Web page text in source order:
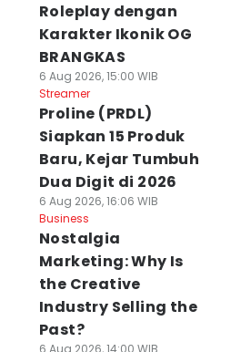
Roleplay dengan
Karakter Ikonik OG
BRANGKAS
6 Aug 2026, 15:00 WIB
Streamer
Proline (PRDL)
Siapkan 15 Produk
Baru, Kejar Tumbuh
Dua Digit di 2026
6 Aug 2026, 16:06 WIB
Business
Nostalgia
Marketing: Why Is
the Creative
Industry Selling the
Past?
6 Aug 2026, 14:00 WIB